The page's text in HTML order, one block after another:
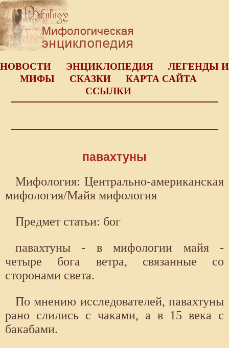
НОВОСТИ ЭНЦИКЛОПЕДИЯ
ЛЕГЕНДЫ И
МИФЫ
СКАЗКИ
КАРТА САЙТА
ССЫЛКИ
павахтуны
Мифология: Центрально-американская
мифология/Майя мифология
Предмет статьи: бог
павахтуны - в мифологии майя -
четыре бога ветра, связанные со
сторонами света.
По мнению исследователей, павахтуны
рано слились с чаками, а в 15 века с
бакабами.